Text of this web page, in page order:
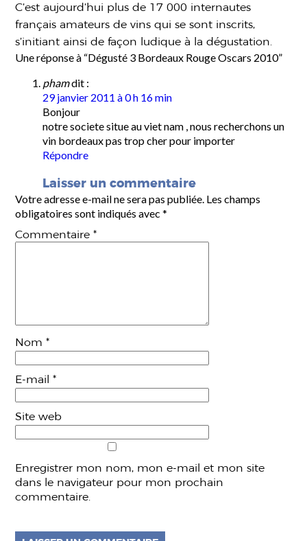
C’est aujourd’hui plus de 17 000 internautes
français amateurs de vins qui se sont inscrits,
s’initiant ainsi de façon ludique à la dégustation.
Une réponse à “Dégusté 3 Bordeaux Rouge Oscars 2010”
phamdit :
29 janvier 2011 à 0 h 16 min
Bonjour
notre societe situe au viet nam , nous recherchons un
vin bordeaux pas trop cher pour importer
Répondre
Laisser un commentaire
Votre adresse e-mail ne sera pas publiée. Les champs
obligatoires sont indiqués avec*
Commentaire*
Nom*
E-mail*
Site web
Enregistrer mon nom, mon e-mail et mon site
dans le navigateur pour mon prochain
commentaire.